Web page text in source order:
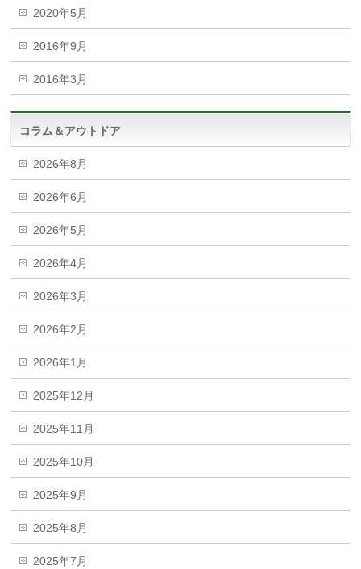
2020年5月
2016年9月
2016年3月
コラム＆アウトドア
2026年8月
2026年6月
2026年5月
2026年4月
2026年3月
2026年2月
2026年1月
2025年12月
2025年11月
2025年10月
2025年9月
2025年8月
2025年7月